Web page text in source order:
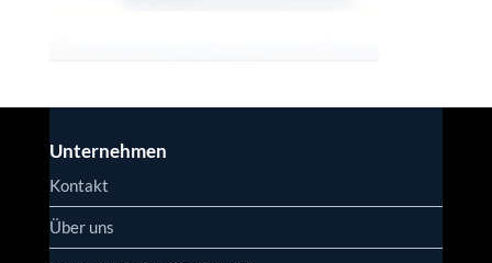
Unternehmen
Kontakt
Über uns